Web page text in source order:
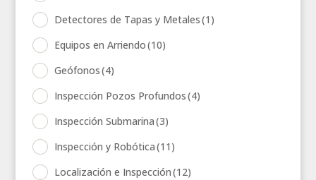
Detectores de Tapas y Metales(1)
Equipos en Arriendo(10)
Geófonos(4)
Inspección Pozos Profundos(4)
Inspección Submarina(3)
Inspección y Robótica(11)
Localización e Inspección(12)